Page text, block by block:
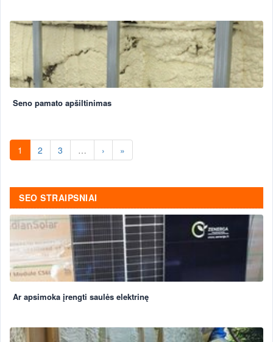
Seno pamato apšiltinimas
1 2 3 … › »
SEO STRAIPSNIAI
Ar apsimoka įrengti saulės elektrinę